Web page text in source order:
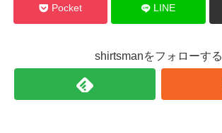
Pocket LINE
shirtsmanをフォローする